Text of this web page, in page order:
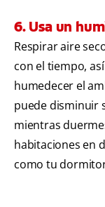
6. Usa un
Respirar aire
con el tiempo,
humedecer el
puede disminuir
mientras
habitaciones en
como tu